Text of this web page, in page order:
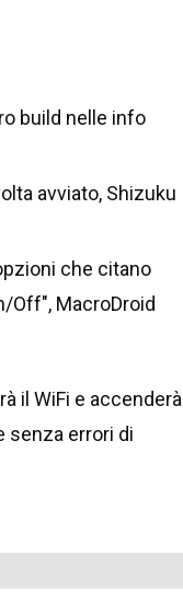
build nelle info
avviato, Shizuku
che citano
Off", MacroDroid
il WiFi e accenderà
senza errori di